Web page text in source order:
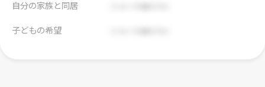
自分の家族と同居
子どもの希望